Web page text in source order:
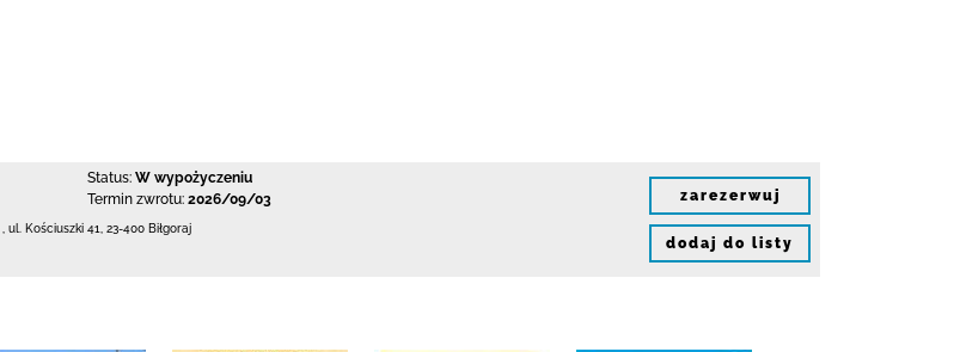
Status: W wypożyczeniu
Termin zwrotu: 2026/09/03
ul. Kościuszki 41 23-400 Biłgoraj
zarezerwuj
dodaj do listy